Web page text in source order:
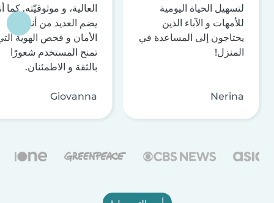
لتسهيل الحياة اليومية
للأمهات و الآباء الذين
يحتاجون إلى المساعدة في
المنزل!
Nerina
العالية، و موثوقيّته. كما
يضم العديد من أنظمة
الأمان و فحص الهوية
تمنح المستخدم شعورًا
بالثقة و الاطمئنان.
Giovanna